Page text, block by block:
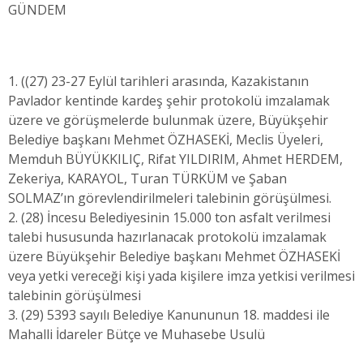
GÜNDEM
1. ((27) 23-27 Eylül tarihleri arasında, Kazakistanın
Pavlador kentinde kardeş şehir protokolü imzalamak
üzere ve görüşmelerde bulunmak üzere, Büyükşehir
Belediye başkanı Mehmet ÖZHASEKİ, Meclis Üyeleri,
Memduh BÜYÜKKILIÇ, Rifat YILDIRIM, Ahmet HERDEM,
Zekeriya, KARAYOL, Turan TÜRKÜM ve Şaban
SOLMAZ’ın görevlendirilmeleri talebinin görüşülmesi.
2. (28) İncesu Belediyesinin 15.000 ton asfalt verilmesi
talebi hususunda hazırlanacak protokolü imzalamak
üzere Büyükşehir Belediye başkanı Mehmet ÖZHASEKİ
veya yetki vereceği kişi yada kişilere imza yetkisi verilmesi
talebinin görüşülmesi
3. (29) 5393 sayılı Belediye Kanununun 18. maddesi ile
Mahalli İdareler Bütçe ve Muhasebe Usulü